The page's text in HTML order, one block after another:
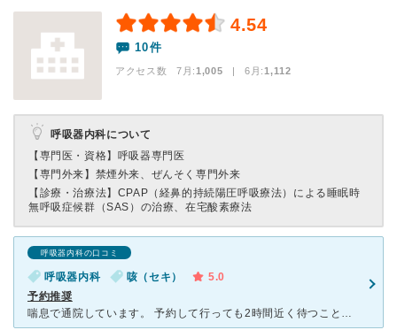
4.54
10件
アクセス数 7月:1,005 | 6月:1,112
呼吸器内科について
【専門医・資格】 呼吸器専門医
【専門外来】 禁煙外来、ぜんそく専門外来
【診療・治療法】 CPAP（経鼻的持続陽圧呼吸療法）による睡眠時
無呼吸症候群（SAS）の治療、在宅酸素療法
呼吸器内科の口コミ
呼吸器内科 咳（セキ）
5.0
予約推奨
喘息で通院しています。 予約して行っても2時間近く待つことがあります。 検査など諸々あり最終的にそれくらいかかることもありますが、予約して行っても先生とお話しするまで待合室で2時間近く待ちぼうけな